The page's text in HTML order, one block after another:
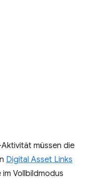
müssen die
Digital Asset Links
Vollbildmodus